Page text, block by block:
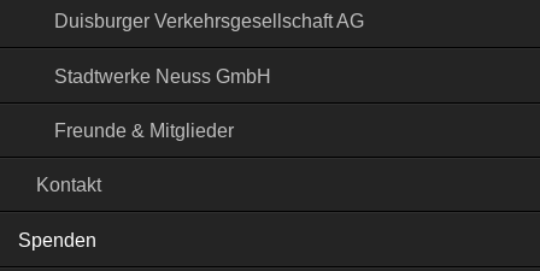
Duisburger Verkehrsgesellschaft AG
Stadtwerke Neuss GmbH
Freunde & Mitglieder
Kontakt
Spenden